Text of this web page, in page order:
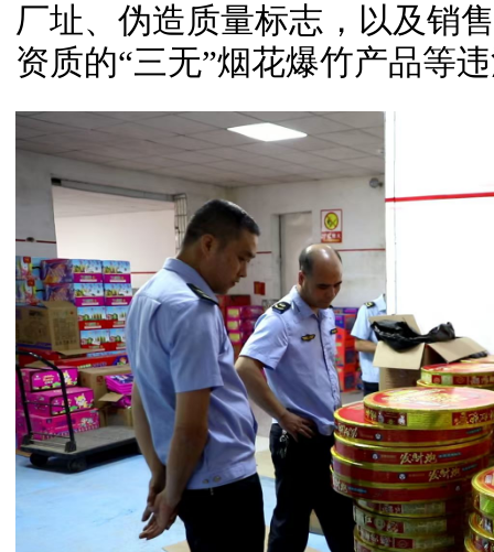
厂址、伪造质量标志，以及销
资质的“三无”烟花爆竹产品等